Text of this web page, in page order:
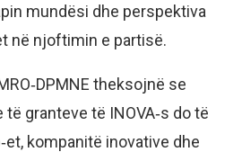
mundësi dhe perspektiva
në njoftimin e partisë.
theksojnë se
granteve të INOVA‑s do të
kompanitë inovative dhe